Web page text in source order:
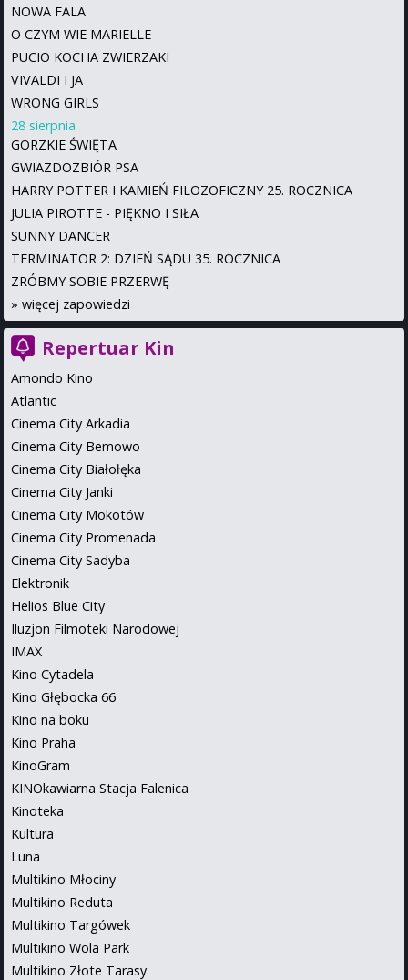
NOWA FALA
O CZYM WIE MARIELLE
PUCIO KOCHA ZWIERZAKI
VIVALDI I JA
WRONG GIRLS
28 sierpnia
GORZKIE ŚWIĘTA
GWIAZDOZBIÓR PSA
HARRY POTTER I KAMIEŃ FILOZOFICZNY 25. ROCZNICA
JULIA PIROTTE - PIĘKNO I SIŁA
SUNNY DANCER
TERMINATOR 2: DZIEŃ SĄDU 35. ROCZNICA
ZRÓBMY SOBIE PRZERWĘ
» więcej zapowiedzi
Repertuar Kin
Amondo Kino
Atlantic
Cinema City Arkadia
Cinema City Bemowo
Cinema City Białołęka
Cinema City Janki
Cinema City Mokotów
Cinema City Promenada
Cinema City Sadyba
Elektronik
Helios Blue City
Iluzjon Filmoteki Narodowej
IMAX
Kino Cytadela
Kino Głębocka 66
Kino na boku
Kino Praha
KinoGram
KINOkawiarna Stacja Falenica
Kinoteka
Kultura
Luna
Multikino Młociny
Multikino Reduta
Multikino Targówek
Multikino Wola Park
Multikino Złote Tarasy